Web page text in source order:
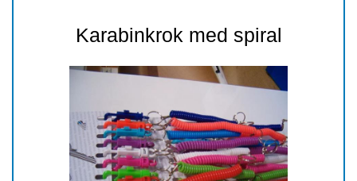
Karabinkrok med spiral